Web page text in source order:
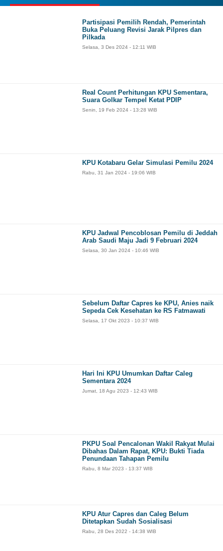
Partisipasi Pemilih Rendah, Pemerintah
Buka Peluang Revisi Jarak Pilpres dan
Pilkada
Selasa, 3 Des 2024 - 12:11 WIB
Real Count Perhitungan KPU Sementara,
Suara Golkar Tempel Ketat PDIP
Senin, 19 Feb 2024 - 13:28 WIB
KPU Kotabaru Gelar Simulasi Pemilu 2024
Rabu, 31 Jan 2024 - 19:06 WIB
KPU Jadwal Pencoblosan Pemilu di Jeddah
Arab Saudi Maju Jadi 9 Februari 2024
Selasa, 30 Jan 2024 - 10:46 WIB
Sebelum Daftar Capres ke KPU, Anies naik
Sepeda Cek Kesehatan ke RS Fatmawati
Selasa, 17 Okt 2023 - 10:37 WIB
Hari Ini KPU Umumkan Daftar Caleg
Sementara 2024
Jumat, 18 Agu 2023 - 12:43 WIB
PKPU Soal Pencalonan Wakil Rakyat Mulai
Dibahas Dalam Rapat, KPU: Bukti Tiada
Penundaan Tahapan Pemilu
Rabu, 8 Mar 2023 - 13:37 WIB
KPU Atur Capres dan Caleg Belum
Ditetapkan Sudah Sosialisasi
Rabu, 28 Des 2022 - 14:38 WIB